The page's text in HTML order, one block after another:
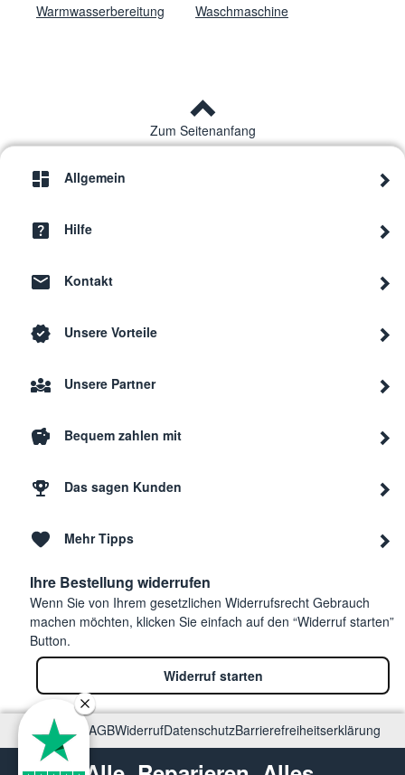
Warmwasserbereitung Waschmaschine
Zum Seitenanfang
Allgemein
Hilfe
Kontakt
Unsere Vorteile
Unsere Partner
Bequem zahlen mit
Das sagen Kunden
Mehr Tipps
Ihre Bestellung widerrufen
Wenn Sie von Ihrem gesetzlichen Widerrufsrecht Gebrauch
machen möchten, klicken Sie einfach auf den “Widerruf starten”
Button.
Widerruf starten
ImpressumAGBWiderrufDatenschutzBarrierefreiheitserklärung